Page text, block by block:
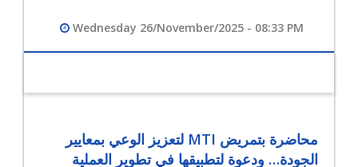
Wednesday 26/November/2025 - 08:33 PM
محاضرة بتمريض MTI لتعزيز الوعي بمعايير
الجودة… ودعوة لتطبيقها في تطوير العملية